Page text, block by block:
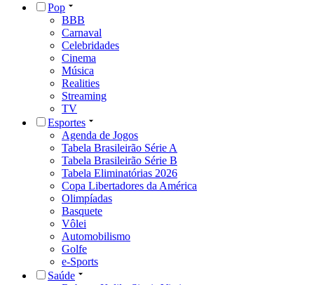
Pop
BBB
Carnaval
Celebridades
Cinema
Música
Realities
Streaming
TV
Esportes
Agenda de Jogos
Tabela Brasileirão Série A
Tabela Brasileirão Série B
Tabela Eliminatórias 2026
Copa Libertadores da América
Olimpíadas
Basquete
Vôlei
Automobilismo
Golfe
e-Sports
Saúde